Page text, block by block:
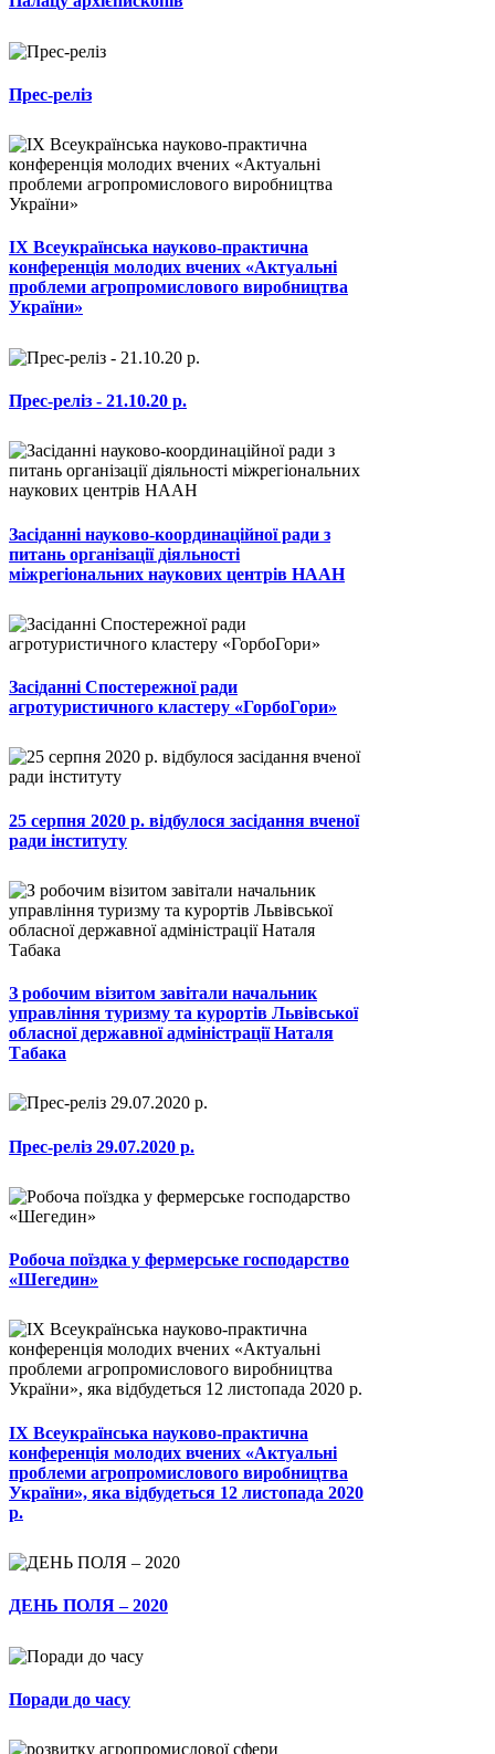
Прес-реліз
ІХ Всеукраїнська науково-практична
конференція молодих вчених «Актуальні
проблеми агропромислового виробництва
України»
Прес-реліз - 21.10.20 р.
Засіданні науково-координаційної ради з
питань організації діяльності
міжрегіональних наукових центрів НААН
Засіданні Спостережної ради
агротуристичного кластеру «ГорбоГори»
25 серпня 2020 р. відбулося засідання вченої
ради інституту
З робочим візитом завітали начальник
управління туризму та курортів Львівської
обласної державної адміністрації Наталя
Табака
Прес-реліз 29.07.2020 р.
Робоча поїздка у фермерське господарство
«Шегедин»
ІХ Всеукраїнська науково-практична
конференція молодих вчених «Актуальні
проблеми агропромислового виробництва
України», яка відбудеться 12 листопада 2020
р.
ДЕНЬ ПОЛЯ – 2020
Поради до часу